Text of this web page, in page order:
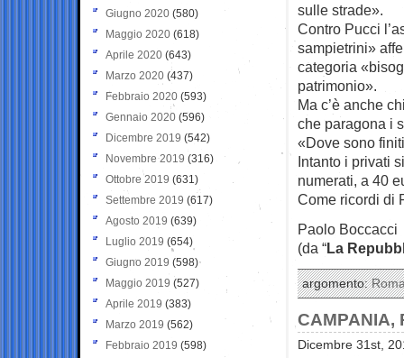
sulle strade».
Contro Pucci
sampietrini»
categoria
patrimonio».
Ma c’è anche
che paragona i
«Dove sono
Intanto i privati
numerati, a 40
Come ricordi di
Paolo Boccacci
(da “La
argomento:
CAMPANIA,
Dicembre 31st,
Giugno 2020 (580)
Maggio 2020 (618)
Aprile 2020 (643)
Marzo 2020 (437)
Febbraio 2020 (593)
Gennaio 2020 (596)
Dicembre 2019 (542)
Novembre 2019 (316)
Ottobre 2019 (631)
Settembre 2019 (617)
Agosto 2019 (639)
Luglio 2019 (654)
Giugno 2019 (598)
Maggio 2019 (527)
Aprile 2019 (383)
Marzo 2019 (562)
Febbraio 2019 (598)